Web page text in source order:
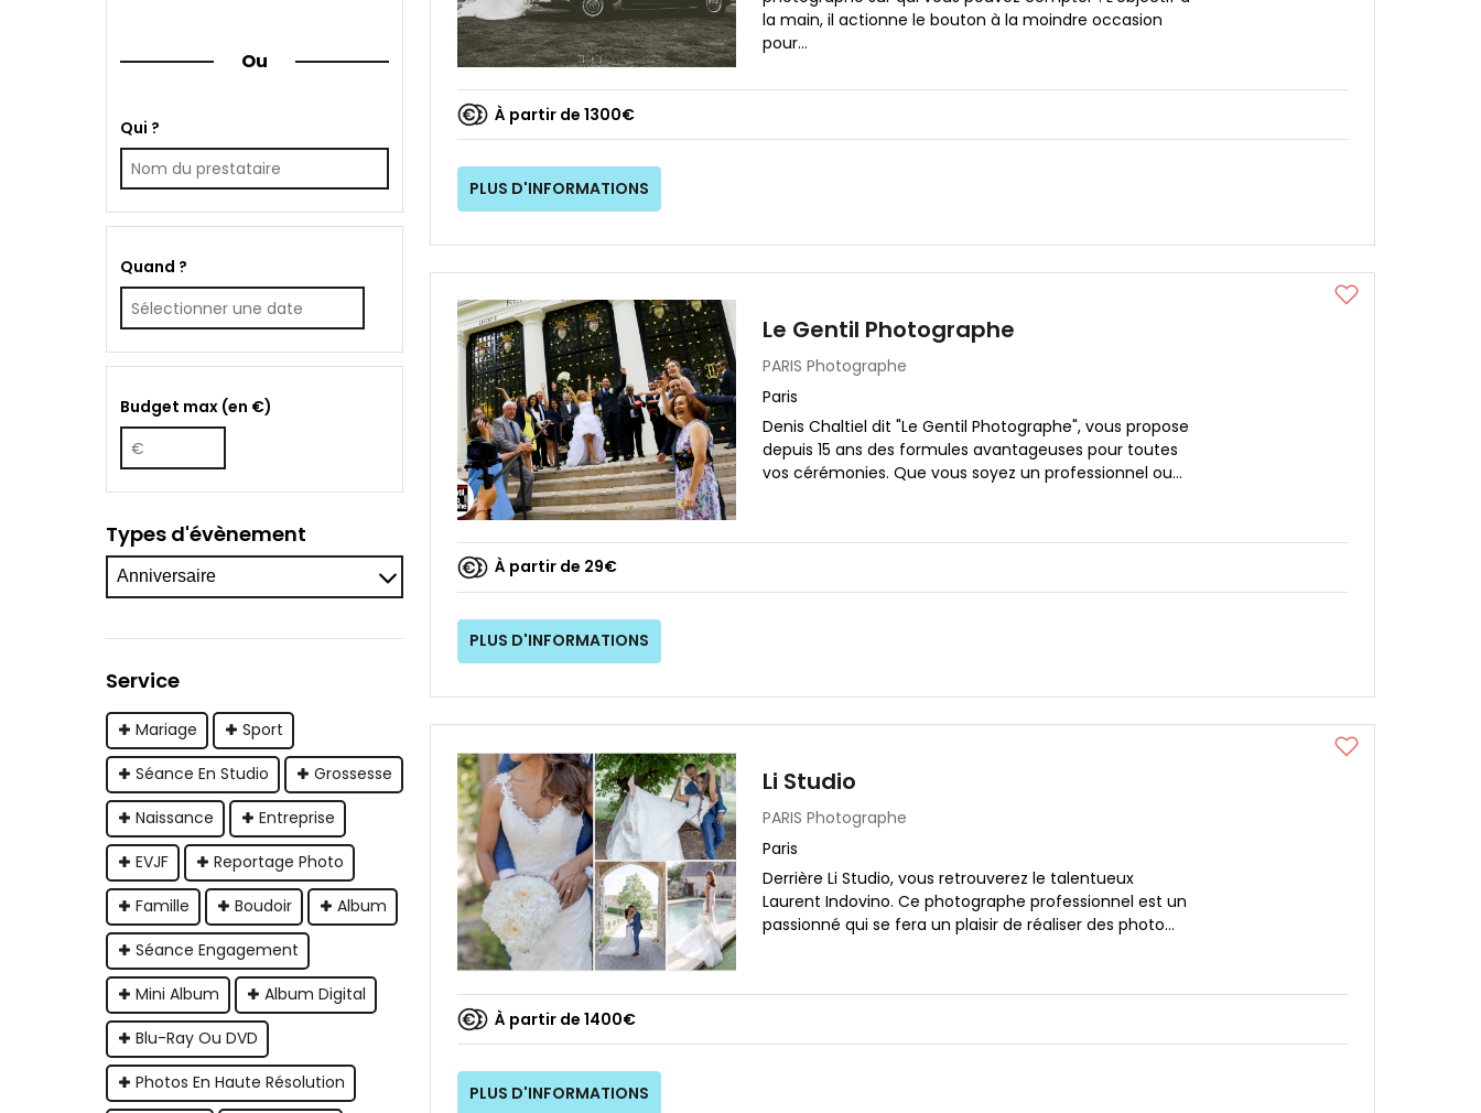
Ou
Qui ?
Quand ?
Budget max (en €)
Types d'évènement
Service
Mariage
Sport
Séance En Studio
Grossesse
Naissance
Entreprise
EVJF
Reportage Photo
Famille
Boudoir
Album
Séance Engagement
Mini Album
Album Digital
Blu-Ray Ou DVD
Photos En Haute Résolution
la main, il actionne le bouton à la moindre occasion
pour...
À partir de 1300€
PLUS D'INFORMATIONS
Le Gentil Photographe
PARIS Photographe
Paris
Denis Chaltiel dit "Le Gentil Photographe", vous propose
depuis 15 ans des formules avantageuses pour toutes
vos cérémonies. Que vous soyez un professionnel ou...
À partir de 29€
PLUS D'INFORMATIONS
Li Studio
PARIS Photographe
Paris
Derrière Li Studio, vous retrouverez le talentueux
Laurent Indovino. Ce photographe professionnel est un
passionné qui se fera un plaisir de réaliser des photo...
À partir de 1400€
PLUS D'INFORMATIONS